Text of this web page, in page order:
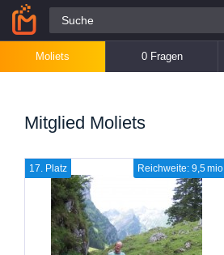
Alle Fragen
Moliets 0 Fragen
Mitglied Moliets
Reichweite: 9,5 mio
17. Platz